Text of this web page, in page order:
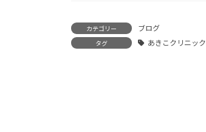
カテゴリー ブログ
タグ あきこクリニック